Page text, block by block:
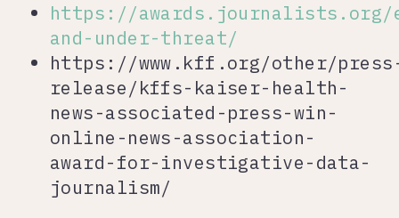
https://awards.journalists.org/
and-under-threat/
https://www.kff.org/other/
release/kffs-kaiser-health-
news-associated-press-win-
online-news-association-
award-for-investigative-data-
journalism/